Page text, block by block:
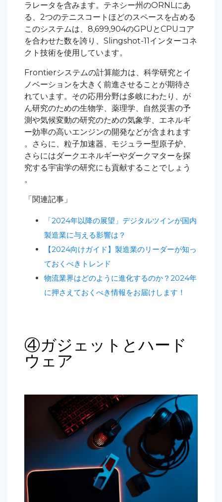
ラレータを含みます。テネシー州のORNLにあ
る、2つのテニスコートほどのスペースを占める
このシステムは、8,699,904のGPUとCPUコア
を合わせた数を誇り、Slingshot-11インターコネ
クト技術を使用しています。
Frontierシステムの計算能力は、科学研究とイ
ノベーションを大きく前進させることが期待さ
れています。その応用分野は多岐にわたり、が
ん研究のための生物学、薬理学、自然災害の予
測や気候変動の研究のための気象学、エネルギ
ー効率の高いエンジンの開発などが含まれます
。さらに、粒子加速器、モジュラー型原子炉、
さらにはダークエネルギーやダークマターを探
究する宇宙学の研究にも貢献することでしょう
。
「関連記事」
「2024年以降の展望」デジタルツインが国内
製造業に与える影響は？
【2024向けガイド】製造業のリーダーが知っ
ておくべきトレンド
物流業界はどのように進化するのか？2024年
に押さえておくべき情報をお届けします！
④ガジェットとハード
ウェア